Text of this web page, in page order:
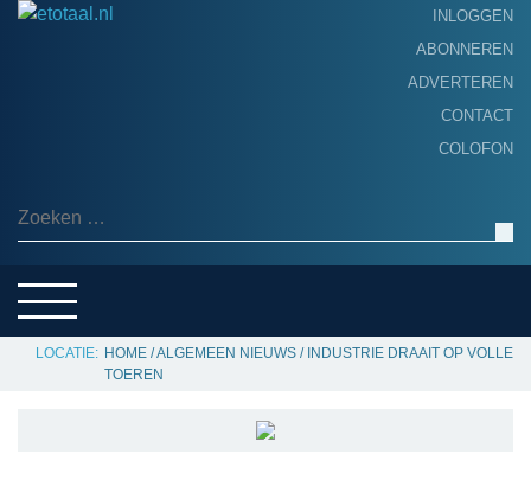
INLOGGEN
ABONNEREN
ADVERTEREN
CONTACT
COLOFON
Zoeken naar:
SERVICE
HOME /ALGEMEEN NIEUWS / INDUSTRIE DRAAIT OP VOLLE
TOEREN